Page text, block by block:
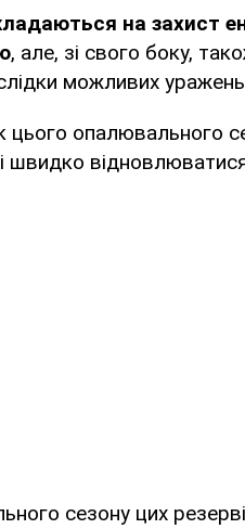
на захист
, але, зі свого боку,
можливих
опалювального
відновлюватися
сезону цих